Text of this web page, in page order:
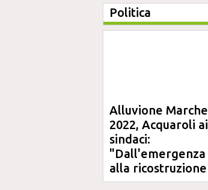
Politica
Alluvione Marche
2022, Acquaroli ai
sindaci:
"Dall'emergenza
alla ricostruzione
definitiva"